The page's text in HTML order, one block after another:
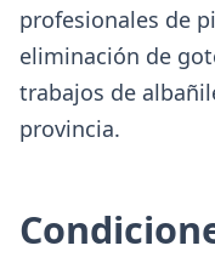
profesionales de
eliminación de
trabajos de
provincia.